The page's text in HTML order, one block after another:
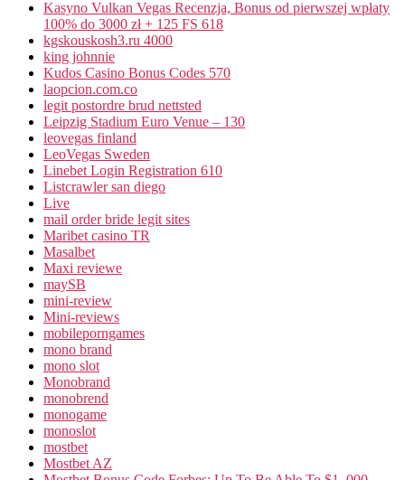
Kasyno Vulkan Vegas Recenzja, Bonus od pierwszej wpłaty
100% do 3000 zł + 125 FS 618
kgskouskosh3.ru 4000
king johnnie
Kudos Casino Bonus Codes 570
laopcion.com.co
legit postordre brud nettsted
Leipzig Stadium Euro Venue – 130
leovegas finland
LeoVegas Sweden
Linebet Login Registration 610
Listcrawler san diego
Live
mail order bride legit sites
Maribet casino TR
Masalbet
Maxi reviewe
maySB
mini-review
Mini-reviews
mobileporngames
mono brand
mono slot
Monobrand
monobrend
monogame
monoslot
mostbet
Mostbet AZ